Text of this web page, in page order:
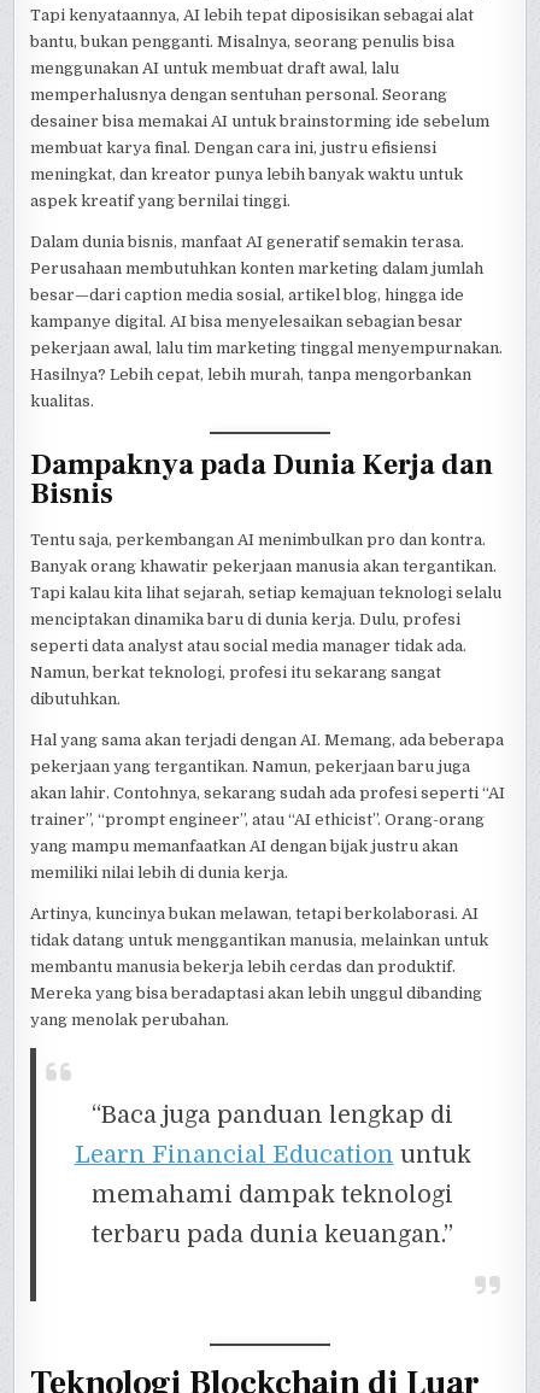
Tapi kenyataannya, AI lebih tepat diposisikan sebagai alat
bantu, bukan pengganti. Misalnya, seorang penulis bisa
menggunakan AI untuk membuat draft awal, lalu
memperhalusnya dengan sentuhan personal. Seorang
desainer bisa memakai AI untuk brainstorming ide sebelum
membuat karya final. Dengan cara ini, justru efisiensi
meningkat, dan kreator punya lebih banyak waktu untuk
aspek kreatif yang bernilai tinggi.
Dalam dunia bisnis, manfaat AI generatif semakin terasa.
Perusahaan membutuhkan konten marketing dalam jumlah
besar—dari caption media sosial, artikel blog, hingga ide
kampanye digital. AI bisa menyelesaikan sebagian besar
pekerjaan awal, lalu tim marketing tinggal menyempurnakan.
Hasilnya? Lebih cepat, lebih murah, tanpa mengorbankan
kualitas.
Dampaknya pada Dunia Kerja dan
Bisnis
Tentu saja, perkembangan AI menimbulkan pro dan kontra.
Banyak orang khawatir pekerjaan manusia akan tergantikan.
Tapi kalau kita lihat sejarah, setiap kemajuan teknologi selalu
menciptakan dinamika baru di dunia kerja. Dulu, profesi
seperti data analyst atau social media manager tidak ada.
Namun, berkat teknologi, profesi itu sekarang sangat
dibutuhkan.
Hal yang sama akan terjadi dengan AI. Memang, ada beberapa
pekerjaan yang tergantikan. Namun, pekerjaan baru juga
akan lahir. Contohnya, sekarang sudah ada profesi seperti “AI
trainer”, “prompt engineer”, atau “AI ethicist”. Orang-orang
yang mampu memanfaatkan AI dengan bijak justru akan
memiliki nilai lebih di dunia kerja.
Artinya, kuncinya bukan melawan, tetapi berkolaborasi. AI
tidak datang untuk menggantikan manusia, melainkan untuk
membantu manusia bekerja lebih cerdas dan produktif.
Mereka yang bisa beradaptasi akan lebih unggul dibanding
yang menolak perubahan.
“Baca juga panduan lengkap di
Learn Financial Education untuk
memahami dampak teknologi
terbaru pada dunia keuangan.”
Teknologi Blockchain di Luar